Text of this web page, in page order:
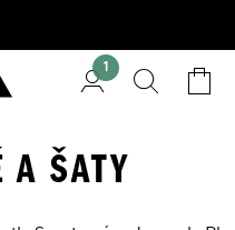
1
A ŠATY